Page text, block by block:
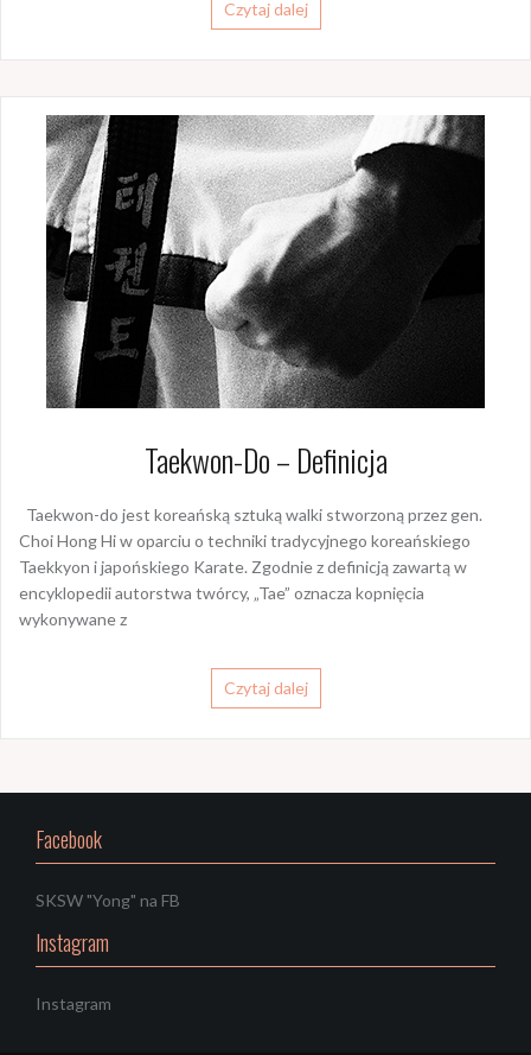
Czytaj dalej
Taekwon-Do – Definicja
Taekwon-do jest koreańską sztuką walki stworzoną przez gen.
Choi Hong Hi w oparciu o techniki tradycyjnego koreańskiego
Taekkyon i japońskiego Karate. Zgodnie z definicją zawartą w
encyklopedii autorstwa twórcy, „Tae” oznacza kopnięcia
wykonywane z
Czytaj dalej
Facebook
SKSW "Yong" na FB
Instagram
Instagram